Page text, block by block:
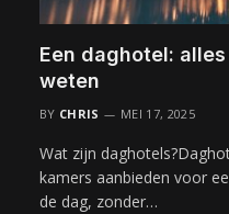
Een daghotel:
weten
BY CHRIS MEI 17, 2025
Wat zijn
kamers aanbieden voor
de dag, zonder…